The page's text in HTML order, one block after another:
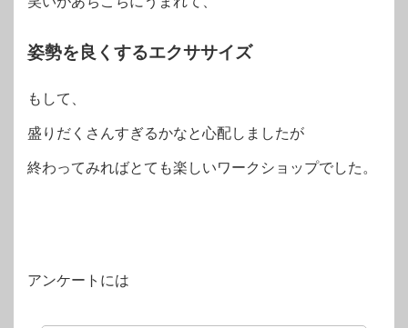
姿勢を良くするエクササイズ
もして、
盛りだくさんすぎるかなと心配しましたが
終わってみればとても楽しいワークショップでした。
アンケートには